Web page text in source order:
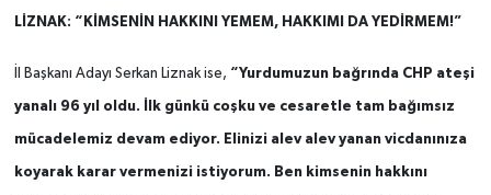
LİZNAK: “KİMSENİN HAKKINI YEMEM, HAKKIMI DA YEDİRMEM!”
İl Başkanı Adayı Serkan Liznak ise, “Yurdumuzun bağrında CHP ateşi
yanalı 96 yıl oldu. İlk günkü coşku ve cesaretle tam bağımsız
mücadelemiz devam ediyor. Elinizi alev alev yanan vicdanınıza
koyarak karar vermenizi istiyorum. Ben kimsenin hakkını